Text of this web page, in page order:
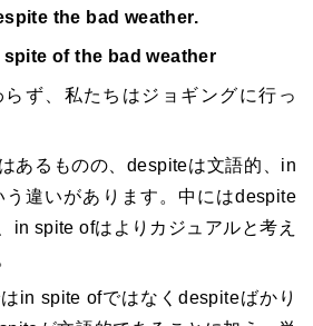
the bad weather.
of the bad weather
らず、私たちはジョギングに行っ
あるものの、despiteは文語的、in
違いがあります。中にはdespite
in spite ofはよりカジュアルと考え
in spite ofではなくdespiteばかり